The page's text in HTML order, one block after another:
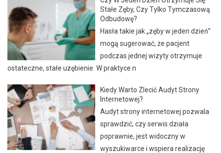
Stałe Zęby, Czy Tylko Tymczasową
Odbudowę?
Hasła takie jak „zęby w jeden dzień”
mogą sugerować, że pacjent
podczas jednej wizyty otrzymuje
ostateczne, stałe uzębienie. W praktyce n
Kiedy Warto Zlecić Audyt Strony
Internetowej?
Audyt strony internetowej pozwala
sprawdzić, czy serwis działa
poprawnie, jest widoczny w
wyszukiwarce i wspiera realizację